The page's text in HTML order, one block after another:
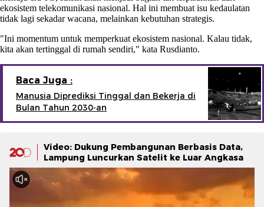
ekosistem telekomunikasi nasional. Hal ini membuat isu kedaulatan
tidak lagi sekadar wacana, melainkan kebutuhan strategis.
"Ini momentum untuk memperkuat ekosistem nasional. Kalau tidak,
kita akan tertinggal di rumah sendiri," kata Rusdianto.
Baca Juga :
Manusia Diprediksi Tinggal dan Bekerja di
Bulan Tahun 2030-an
Video: Dukung Pembangunan Berbasis Data,
Lampung Luncurkan Satelit ke Luar Angkasa